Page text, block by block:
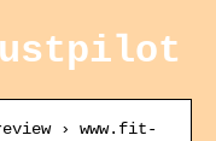
› www.fit-